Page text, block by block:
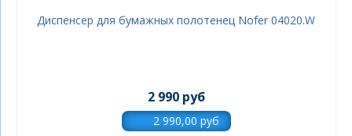
Диспенсер для бумажных полотенец Nofer 04020.W
2 990 руб